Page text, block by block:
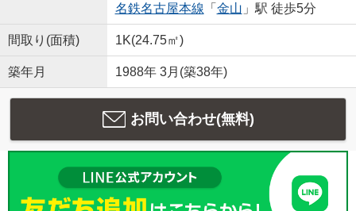
名鉄名古屋本線 「 金山 」駅 徒歩5分
間取り(面積) 1K(24.75㎡)
築年月 1988年 3月(築38年)
お問い合わせ(無料)